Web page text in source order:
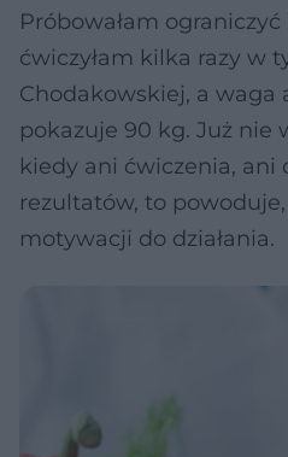
Próbowałam
ćwiczyłam kilka razy w
Chodakowskiej, a waga
pokazuje 90 kg. Już nie
kiedy ani ćwiczenia, ani
rezultatów, to
motywacji do działania.